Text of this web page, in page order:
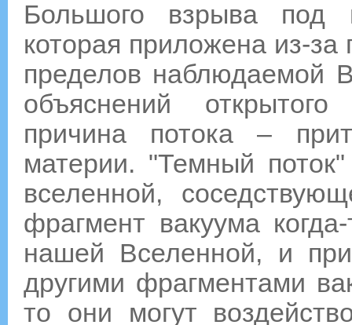
Большого взрыва под
которая приложена из-за
пределов наблюдаемой
объяснений
причина потока –
материи. "Темный поток"
вселенной,
фрагмент вакуума
нашей Вселенной, и
другими фрагментами
то они могут